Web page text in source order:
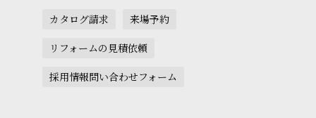
カタログ請求 来場予約
リフォームの見積依頼
採用情報問い合わせフォーム